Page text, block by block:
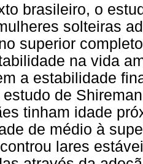
brasileiro, o
solteiras
superior
na vida
a estabilidade
de
tinham idade
de médio à
lares